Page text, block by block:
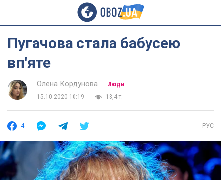
Пугачова стала бабусею
вп'яте
Олена Кордунова
Люди
15.10.2020 10:19
18,4 т.
4 РУС